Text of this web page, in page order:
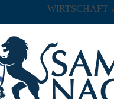
WIRTSCHAFT